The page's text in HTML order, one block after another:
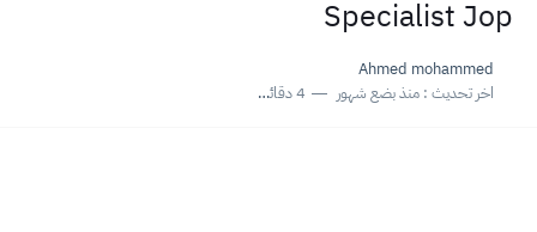
Specialist Jop
Ahmed mohammed
اخر تحديث :منذ بضع شهور 4 دقائق للقراءة